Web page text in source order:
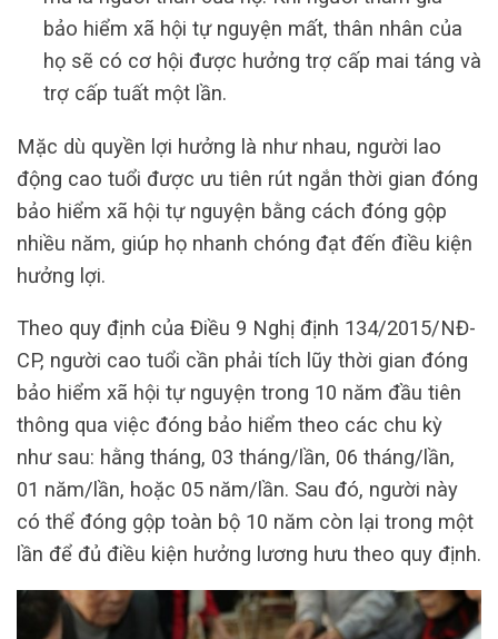
bảo hiểm xã hội tự nguyện mất, thân nhân của
họ sẽ có cơ hội được hưởng trợ cấp mai táng và
trợ cấp tuất một lần.
Mặc dù quyền lợi hưởng là như nhau, người lao
động cao tuổi được ưu tiên rút ngắn thời gian đóng
bảo hiểm xã hội tự nguyện bằng cách đóng gộp
nhiều năm, giúp họ nhanh chóng đạt đến điều kiện
hưởng lợi.
Theo quy định của Điều 9 Nghị định 134/2015/NĐ-
CP, người cao tuổi cần phải tích lũy thời gian đóng
bảo hiểm xã hội tự nguyện trong 10 năm đầu tiên
thông qua việc đóng bảo hiểm theo các chu kỳ
như sau: hằng tháng, 03 tháng/lần, 06 tháng/lần,
01 năm/lần, hoặc 05 năm/lần. Sau đó, người này
có thể đóng gộp toàn bộ 10 năm còn lại trong một
lần để đủ điều kiện hưởng lương hưu theo quy định.